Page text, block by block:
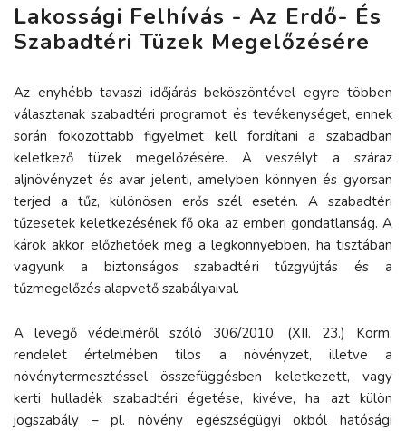
Lakossági Felhívás - Az Erdő- És
Szabadtéri Tüzek Megelőzésére
Az enyhébb tavaszi időjárás beköszöntével egyre többen
választanak szabadtéri programot és tevékenységet, ennek
során fokozottabb figyelmet kell fordítani a szabadban
keletkező tüzek megelőzésére. A veszélyt a száraz
aljnövényzet és avar jelenti, amelyben könnyen és gyorsan
terjed a tűz, különösen erős szél esetén. A szabadtéri
tűzesetek keletkezésének fő oka az emberi gondatlanság. A
károk akkor előzhetőek meg a legkönnyebben, ha tisztában
vagyunk a biztonságos szabadtéri tűzgyújtás és a
tűzmegelőzés alapvető szabályaival.
A levegő védelméről szóló 306/2010. (XII. 23.) Korm.
rendelet értelmében tilos a növényzet, illetve a
növénytermesztéssel összefüggésben keletkezett, vagy
kerti hulladék szabadtéri égetése, kivéve, ha azt külön
jogszabály – pl. növény egészségügyi okból hatósági